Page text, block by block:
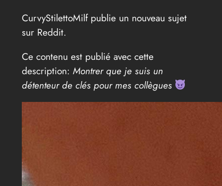
CurvyStilettoMilf publie un nouveau sujet
sur Reddit.
Ce contenu est publié avec cette
description: Montrer que je suis un
détenteur de clés pour mes collègues